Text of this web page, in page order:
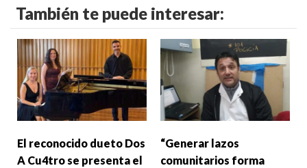
También te puede interesar:
El reconocido dueto Dos
A Cu4tro se presenta el
“Generar lazos
comunitarios forma